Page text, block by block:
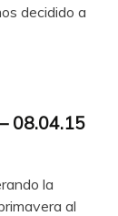
decidido a
08.04.15
la
al